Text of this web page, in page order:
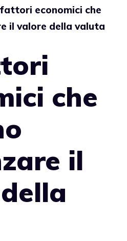
economici che
il valore della valuta
che
il